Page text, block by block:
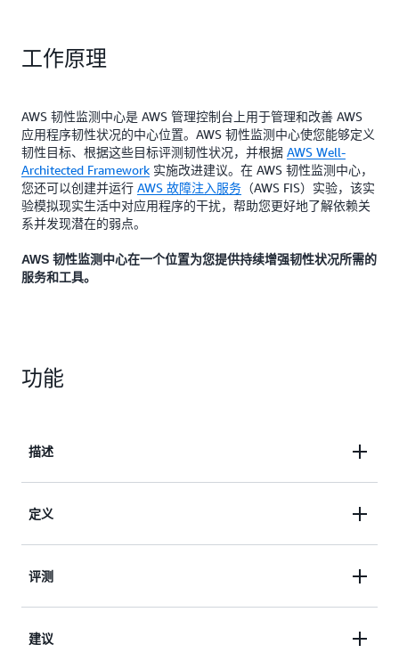
工作原理
AWS 韧性监测中心是 AWS 管理控制台上用于管理和改善 AWS
应用程序韧性状况的中心位置。AWS 韧性监测中心使您能够定义
韧性目标、根据这些目标评测韧性状况，并根据 AWS Well-
Architected Framework 实施改进建议。在 AWS 韧性监测中心，
您还可以创建并运行 AWS 故障注入服务 （AWS FIS）实验，该实
验模拟现实生活中对应用程序的干扰，帮助您更好地了解依赖关
系并发现潜在的弱点。
AWS 韧性监测中心在一个位置为您提供持续增强韧性状况所需的
服务和工具。
功能
描述
将您的应用程序描述为资源集合，例如
EKS 上的 Kubernetes 工作负载定义应用程序。此
定义
基础设施、可用区和区域中断的 RTO 和 RPO 目标。
评测
AWS 韧性监测中心的评测使用 AWS Well-
建议